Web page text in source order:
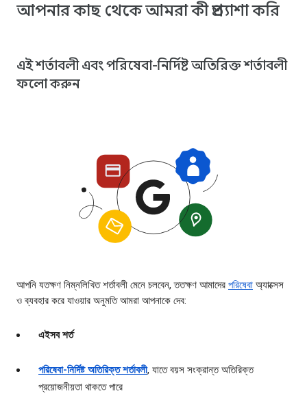
আপনার কাছ থেকে আমরা কী প্রত্যাশা করি
এই শর্তাবলী এবং পরিষেবা-নির্দিষ্ট অতিরিক্ত শর্তাবলী
ফলো করুন
আপনি যতক্ষণ নিম্নলিখিত শর্তাবলী মেনে চলবেন, ততক্ষণ আমাদের পরিষেবা অ্যাক্সেস
ও ব্যবহার করে যাওয়ার অনুমতি আমরা আপনাকে দেব:
এইসব শর্ত
পরিষেবা-নির্দিষ্ট অতিরিক্ত শর্তাবলী, যাতে বয়স সংক্রান্ত অতিরিক্ত
প্রয়োজনীয়তা থাকতে পারে